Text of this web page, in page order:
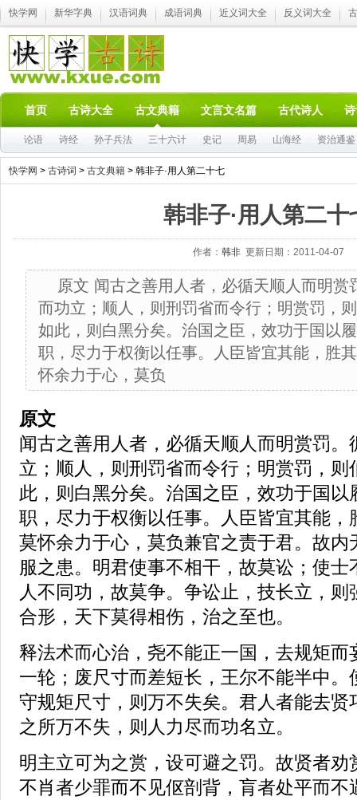
快学网 新华字典 汉语词典 成语词典 近义词大全 反义词大全
首页 古诗大全 古文典籍 文言文名篇 古代诗人
论语 诗经 孙子兵法 三十六计 史记 周易 山海经 资治通鉴
快学网 > 古诗词 > 古文典籍 > 韩非子·用人第二十七
韩非子·用人第二十
作者：韩非 更新日期：2011-04-07
原文 闻古之善用人者，必循天顺人而明赏
而功立；顺人，则刑罚省而令行；明赏罚，
如此，则白黑分矣。治国之臣，效功于国以
职，尽力于权衡以任事。人臣皆宜其能，胜
怀余力于心，莫负
原文
闻古之善用人者，必循天顺人而明赏罚。
立；顺人，则刑罚省而令行；明赏罚，则
此，则白黑分矣。治国之臣，效功于国
职，尽力于权衡以任事。人臣皆宜其能，
莫怀余力于心，莫负兼官之责于君。故内
服之患。明君使事不相干，故莫讼；使
人不同功，故莫争。争讼止，技长立，
合形，天下莫得相伤，治之至也。
释法术而心治，尧不能正一国，去规矩而
一轮；废尺寸而差短长，王尔不能半中。
守规矩尺寸，则万不失矣。君人者能去贤
之所万不失，则人力尽而功名立。
明主立可为之赏，设可避之罚。故贤者劝
不肖者少罪而不见伛剖背，肓者处平而不